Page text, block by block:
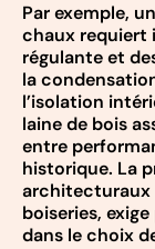
Par exemple,
chaux requiert
régulante et
la
l’isolation
laine de bois
entre
historique. La
architecturaux
boiseries,
dans le choix